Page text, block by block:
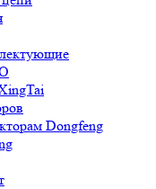
Dongfeng